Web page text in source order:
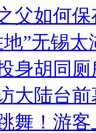
父如何
”无锡
身胡同
大陆台
舞！游客